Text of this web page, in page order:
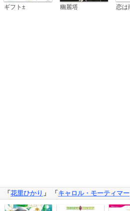
ギフト± 幽麗塔
「 花里ひかり 」 「 キャロル・モーティマー